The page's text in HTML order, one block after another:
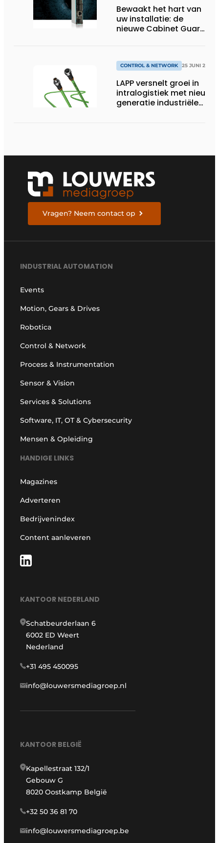
Bewaakt het hart van
uw installatie: de
nieuwe Cabinet Guard
CONTROL & NETWORK 25 JUNI 2026
LAPP versnelt groei in
intralogistiek met nieuwe
generatie industriële
Vragen? Neem contact op
INDUSTRIAL AUTOMATION
Events
Motion, Gears & Drives
Robotica
Control & Network
Process & Instrumentation
Sensor & Vision
Services & Solutions
Software, IT, OT & Cybersecurity
Mensen & Opleiding
HANDIGE LINKS
Magazines
Adverteren
Bedrijvenindex
Content aanleveren
KANTOOR NEDERLAND
Schatbeurderlaan 6
6002 ED Weert
Nederland
+31 495 450095
info@louwersmediagroep.nl
KANTOOR BELGIË
Kapellestraat 132/1
Gebouw G
8020 Oostkamp België
+32 50 36 81 70
info@louwersmediagroep.be